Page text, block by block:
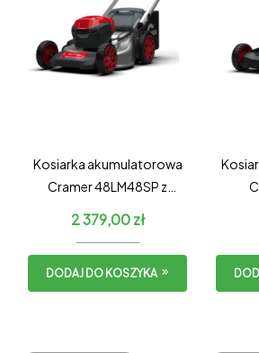
Kosiarka akumulatorowa
Cramer 48LM48SP z
2 379,00zł
DODAJ DO KOSZYKA